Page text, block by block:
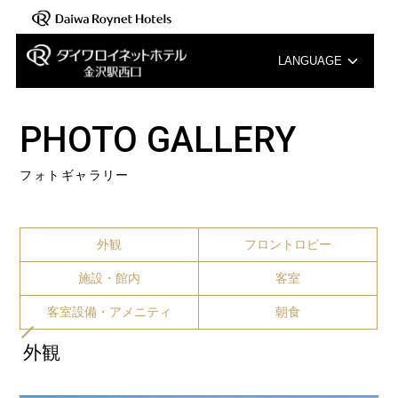
LANGUAGE
中文（簡体字）
PHOTO GALLERY
フォトギャラリー
外観 フロントロビー
施設・館内 客室
客室設備・アメニティ 朝食
外観